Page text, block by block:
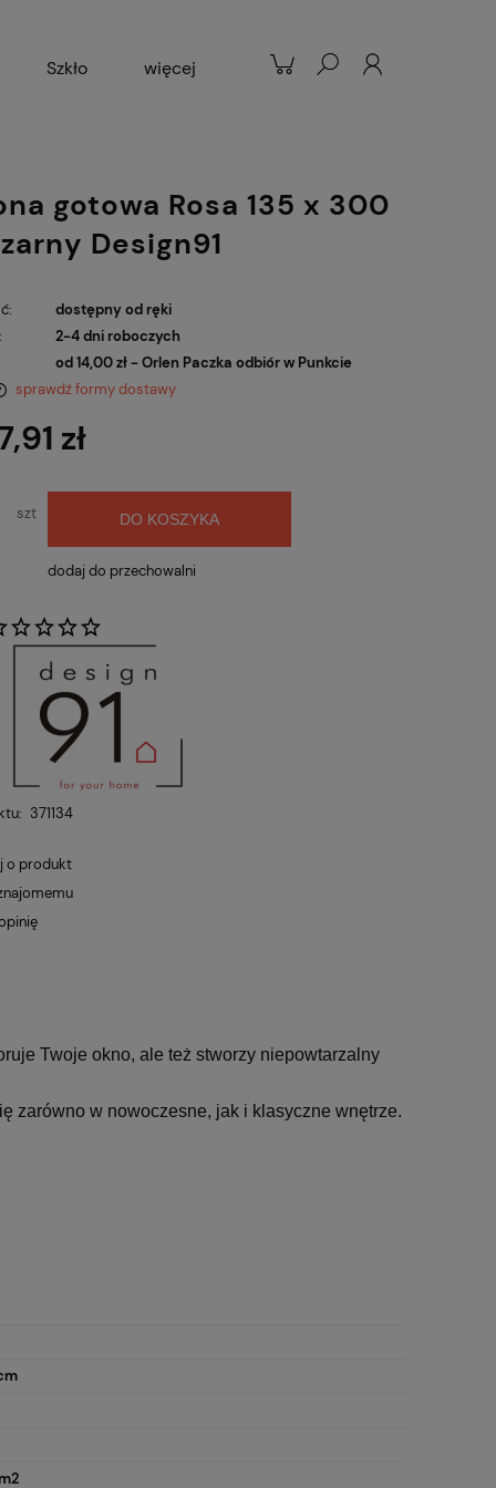
Szkło więcej
gotowa Rosa 135 x 300
Design91
dostępny od ręki
2-4 dni roboczych
od 14,00 zł - Orlen Paczka odbiór w Punkcie
sprawdź formy dostawy
zł
szt DO KOSZYKA
dodaj do przechowalni
371134
o produkt
Twoje okno, ale też stworzy niepowtarzalny
zarówno w nowoczesne, jak i klasyczne wnętrze.